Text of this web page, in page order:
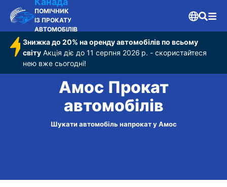
ПОМІЧНИК
ІЗ ПРОКАТУ
АВТОМОБІЛІВ
Знижка до 20% на оренду автомобілів по всьому
світу Акція діє до 11 серпня 2026 р. - скористайтеся
нею вже сьогодні!
Амос Прокат
автомобілів
Шукати автомобіль напрокат у Амос